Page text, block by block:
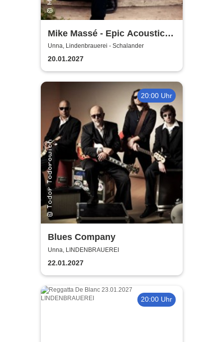
Mike Massé - Epic Acoustic
Classic Rock in Concert
Unna, Lindenbrauerei - Schalander
20.01.2027
20:00 Uhr
Blues Company
Unna, LINDENBRAUEREI
22.01.2027
20:00 Uhr